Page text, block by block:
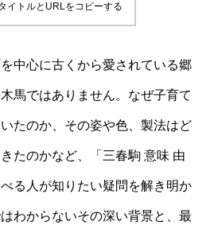
イトルとURLをコピーする
中心に古くから愛されている郷
馬ではありません。なぜ子育て
たのか、その姿や色、製法はど
たのかなど、「三春駒 意味 由
る人が知りたい疑問を解き明か
わからないその深い背景と、最